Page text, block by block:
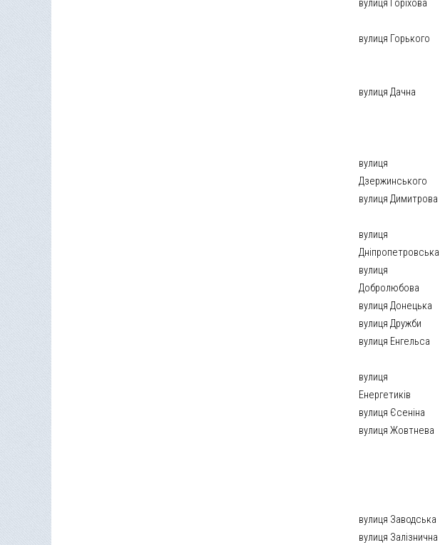
вулиця Горіхова
вулиця Горького
вулиця Дачна
вулиця
Дзержинського
вулиця Димитрова
вулиця
Дніпропетровська
вулиця
Добролюбова
вулиця Донецька
вулиця Дружби
вулиця Енгельса
вулиця
Енергетиків
вулиця Єсеніна
вулиця Жовтнева
вулиця Заводська
вулиця Залізнична